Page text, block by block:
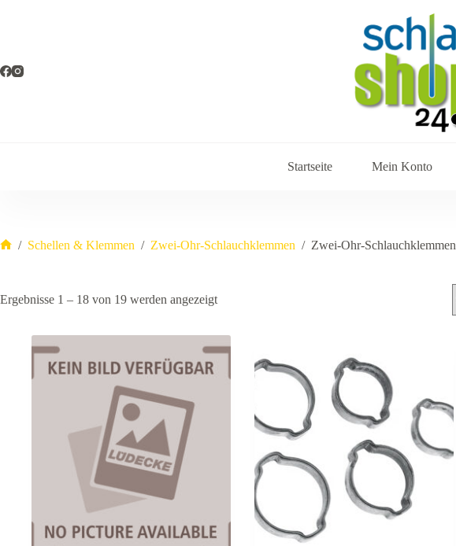
Startseite Mein Konto
/ Schellen & Klemmen / Zwei-Ohr-Schlauchklemmen / Zwei-Ohr-Schlauchklemmen
Ergebnisse 1 – 18 von 19 werden angezeigt